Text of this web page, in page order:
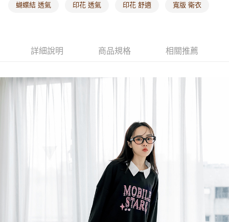
蝴蝶結 透氣 印花 透氣 印花 舒適 寬版 衛衣
詳細說明 商品規格 相關推薦